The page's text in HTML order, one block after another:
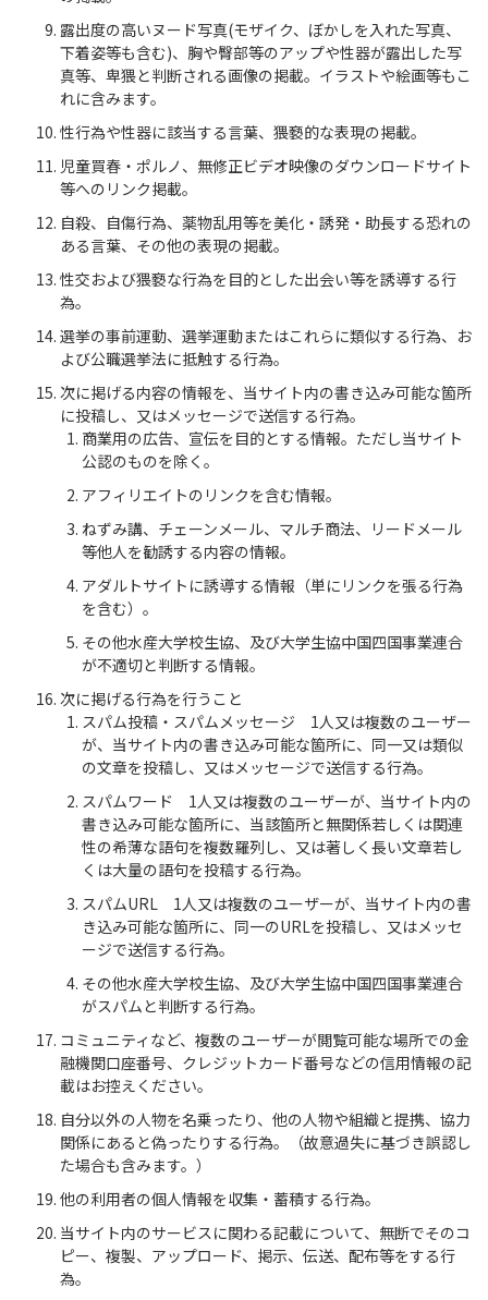
露出度の高いヌード写真(モザイク、ぼかしを入れた写真、
下着姿等も含む)、胸や臀部等のアップや性器が露出した写
真等、卑猥と判断される画像の掲載。イラストや絵画等もこ
れに含みます。
性行為や性器に該当する言葉、猥褻的な表現の掲載。
児童買春・ポルノ、無修正ビデオ映像のダウンロードサイト
等へのリンク掲載。
自殺、自傷行為、薬物乱用等を美化・誘発・助長する恐れの
ある言葉、その他の表現の掲載。
性交および猥褻な行為を目的とした出会い等を誘導する行
為。
選挙の事前運動、選挙運動またはこれらに類似する行為、お
よび公職選挙法に抵触する行為。
次に掲げる内容の情報を、当サイト内の書き込み可能な箇所
に投稿し、又はメッセージで送信する行為。
商業用の広告、宣伝を目的とする情報。ただし当サイト
公認のものを除く。
アフィリエイトのリンクを含む情報。
ねずみ講、チェーンメール、マルチ商法、リードメール
等他人を勧誘する内容の情報。
アダルトサイトに誘導する情報（単にリンクを張る行為
を含む）。
その他水産大学校生協、及び大学生協中国四国事業連合
が不適切と判断する情報。
次に掲げる行為を行うこと
スパム投稿・スパムメッセージ 1人又は複数のユーザー
が、当サイト内の書き込み可能な箇所に、同一又は類似
の文章を投稿し、又はメッセージで送信する行為。
スパムワード 1人又は複数のユーザーが、当サイト内の
書き込み可能な箇所に、当該箇所と無関係若しくは関連
性の希薄な語句を複数羅列し、又は著しく長い文章若し
くは大量の語句を投稿する行為。
スパムURL 1人又は複数のユーザーが、当サイト内の書
き込み可能な箇所に、同一のURLを投稿し、又はメッセ
ージで送信する行為。
その他水産大学校生協、及び大学生協中国四国事業連合
がスパムと判断する行為。
コミュニティなど、複数のユーザーが閲覧可能な場所での金
融機関口座番号、クレジットカード番号などの信用情報の記
載はお控えください。
自分以外の人物を名乗ったり、他の人物や組織と提携、協力
関係にあると偽ったりする行為。（故意過失に基づき誤認し
た場合も含みます。）
他の利用者の個人情報を収集・蓄積する行為。
当サイト内のサービスに関わる記載について、無断でそのコ
ピー、複製、アップロード、掲示、伝送、配布等をする行
為。